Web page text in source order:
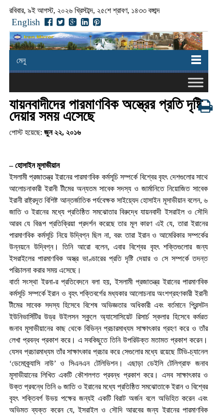
রবিবার, ৯ই আগস্ট, ২০২৬ খ্রিস্টাব্দ, ২৫শে শ্রাবণ, ১৪৩৩ বঙ্গাব্দ
English
মেনু
যায়নবাদীদের পারমাণবিক অস্ত্রের প্রতি দৃষ্টি
দেয়ার সময় এসেছে
পোস্ট হয়েছে: জুন ২২, ২০১৬
– হোসাইন মূসাভীয়ান
ইসলামী প্রজাতন্ত্র ইরানের পারমাণবিক কর্মসূচি সম্পর্কে বিশ্বের বৃহৎ দেশগুলোর সাথে
আলোচনাকারী ইরানী টীমের অন্যতম সাবেক সদস্য ও জার্মানিতে নিয়োজিত সাবেক
ইরানী রাষ্ট্রদূত বিশিষ্ট আন্তর্জাতিক পর্যবেক্ষক সাইয়্যেদ হোসাইন মূসাভীয়ান বলেন, ৬
জাতি ও ইরানের মধ্যে প্রতিষ্ঠিত সমঝোতার বিরুদ্ধে যায়নবাদী ইসরাইল ও সৌদি
আরব যে বিরূপ প্রতিক্রিয়া প্রদর্শন করেছে তার মূল কারণ এই যে, তারা ইরানের
পারমাণবিক কর্মসূচি নিয়ে উদ্বিগ্ন ছিল না, বরং তারা ইরান ও আমেরিকার সম্পর্কের
উন্নয়নে উদ্বিগ্ন। তিনি আরো বলেন, এবার বিশ্বের বৃহৎ শক্তিগুলোর জন্য
ইসরাইলের পারমাণবিক অস্ত্র ভাণ্ডারের প্রতি দৃষ্টি দেয়ার ও সে সম্পর্কে তদন্ত
পরিচালনা করার সময় এসেছে।
বার্তা সংস্থা ইরনা-র প্রতিবেদনে বলা হয়, ইসলামী প্রজাতন্ত্র ইরানের পারমাণবিক
কর্মসূচি সম্পর্কে ইরান ও বৃহৎ শক্তিবর্গের মধ্যকার আলোচনায় অংশগ্রহণকারী ইরানী
টীমের সাবেক সদস্য হিসেবে বিশেষ অভিজ্ঞতার অধিকারী এবং বর্তমানে প্রিন্সটন
ইউনিভার্সিটির উড্র উইলসন স্কুলে অ্যাসোসিয়েট রিসার্চ স্কলার হিসেবে কর্মরত
জনাব মূসাভীয়ানের কাছ থেকে বিভিন্ন প্রচারমাধ্যম সাক্ষাৎকার গ্রহণ করে ও তাঁর
লেখা প্রবন্ধ প্রকাশ করে। এ সবকিছুতে তিনি উপরিউক্ত মতামত প্রকাশ করেন।
যেসব প্রচারমাধ্যম তাঁর সাক্ষাৎকার প্রচার করে সেগুলোর মধ্যে রয়েছে টিভি-চ্যানেল
‘ডেমোক্র্যাসি নাউ’ ও সিএনএন টেলিভিশন। এছাড়া ডেইলি টেলিগ্রাফ জনাব
মূসাভীয়ানের লিখিত একটি কৌশলগত প্রবন্ধ প্রকাশ করে। এসব সাক্ষাৎকার ও
উক্ত প্রবন্ধে তিনি ৬ জাতি ও ইরানের মধ্যে প্রতিষ্ঠিত সমঝোতাকে ইরান ও বিশ্বের
বৃহৎ শক্তিবর্গ উভয় পক্ষের জন্যই একটি বিরাট অর্জন বলে অভিহিত করেন এবং
অভিমত ব্যক্ত করেন যে, ইসরাইল ও সৌদি আরবের জন্য ইরানের পারমাণবিক